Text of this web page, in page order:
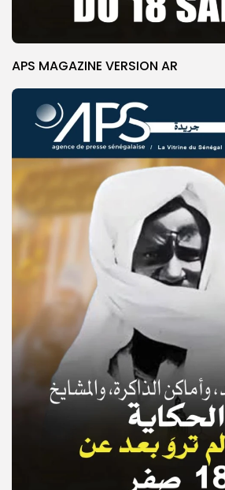
© Copyright 2025, APS
APS MAGAZINE VERSION AR